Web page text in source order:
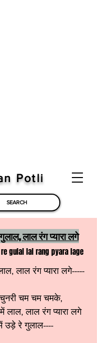
Potli
लाल रंग प्यारा लगे
gulal lal rang pyara lage
लाल रंग प्यारा लगे-----
चुनरी चम चम चमके,
लाल, लाल रंग प्यारा लगे
उड़े रे गुलाल----